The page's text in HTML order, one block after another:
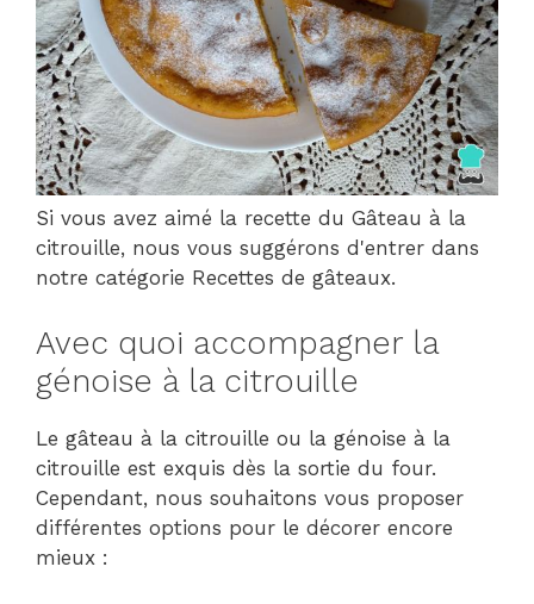
Si vous avez aimé la recette du Gâteau à la
citrouille, nous vous suggérons d'entrer dans
notre catégorie Recettes de gâteaux.
Avec quoi accompagner la
génoise à la citrouille
Le gâteau à la citrouille ou la génoise à la
citrouille est exquis dès la sortie du four.
Cependant, nous souhaitons vous proposer
différentes options pour le décorer encore
mieux :